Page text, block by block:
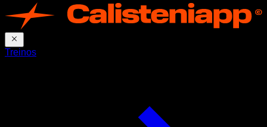
Treinos